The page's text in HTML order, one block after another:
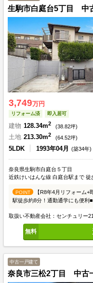
生駒市白庭台5丁目 中
3,749万円
リフォーム済 即入居可
建物 128.34m2 (38.82坪)
土地 213.30m2 (64.52坪)
5LDK 1993年04月 (築34年)
奈良県生駒市白庭台５丁目
近鉄けいはんな線 白庭台駅まで 徒
POINT
【R8年4月リフォーム+
駅徒歩約8分！通勤通学にも便利
取扱い不動産会社：センチュリ
中古一戸建て
奈良市三松2丁目 中古